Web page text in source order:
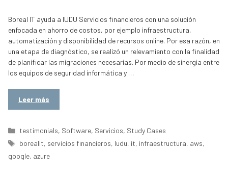
Boreal IT ayuda a IUDU Servicios financieros con una solución
enfocada en ahorro de costos, por ejemplo infraestructura,
automatización y disponibilidad de recursos online. Por esa razón, en
una etapa de diagnóstico, se realizó un relevamiento con la finalidad
de planificar las migraciones necesarias. Por medio de sinergia entre
los equipos de seguridad informática y …
Leer más
Categorías
testimonials, Software, Servicios, Study Cases
Etiquetas
borealit, servicios financieros, Iudu, it, infraestructura, aws,
google, azure